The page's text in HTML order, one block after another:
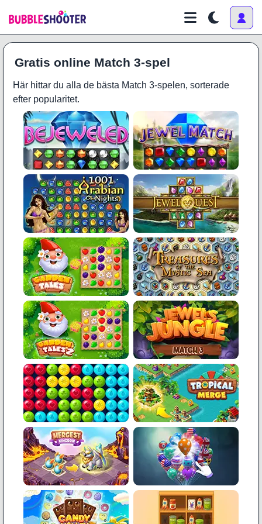
Gratis online Match 3-spel
Här hittar du alla de bästa Match 3-spelen, sorterade
efter popularitet.